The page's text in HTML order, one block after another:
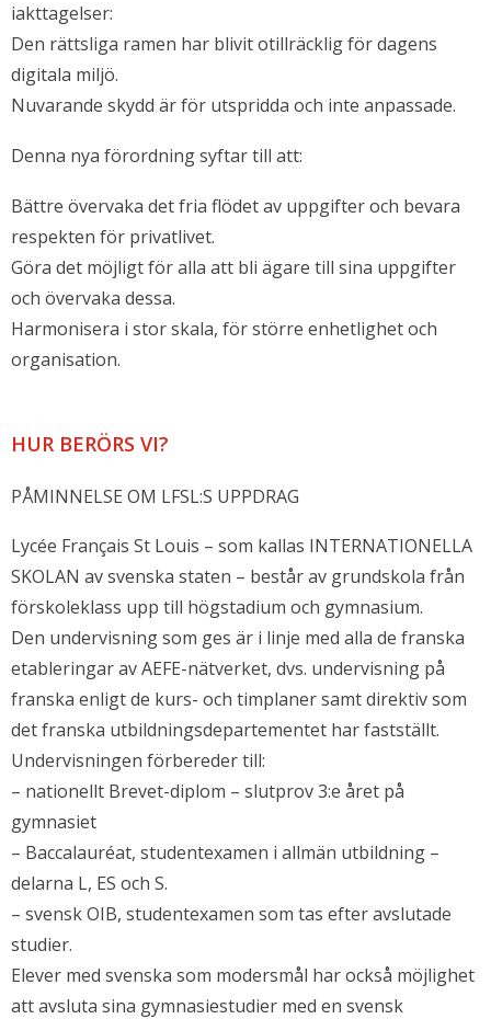
iakttagelser:
Den rättsliga ramen har blivit otillräcklig för dagens
digitala miljö.
Nuvarande skydd är för utspridda och inte anpassade.
Denna nya förordning syftar till att:
Bättre övervaka det fria flödet av uppgifter och bevara
respekten för privatlivet.
Göra det möjligt för alla att bli ägare till sina uppgifter
och övervaka dessa.
Harmonisera i stor skala, för större enhetlighet och
organisation.
HUR BERÖRS VI?
PÅMINNELSE OM LFSL:S UPPDRAG
Lycée Français St Louis – som kallas INTERNATIONELLA
SKOLAN av svenska staten – består av grundskola från
förskoleklass upp till högstadium och gymnasium.
Den undervisning som ges är i linje med alla de franska
etableringar av AEFE-nätverket, dvs. undervisning på
franska enligt de kurs- och timplaner samt direktiv som
det franska utbildningsdepartementet har fastställt.
Undervisningen förbereder till:
– nationellt Brevet-diplom – slutprov 3:e året på
gymnasiet
– Baccalauréat, studentexamen i allmän utbildning –
delarna L, ES och S.
– svensk OIB, studentexamen som tas efter avslutade
studier.
Elever med svenska som modersmål har också möjlighet
att avsluta sina gymnasiestudier med en svensk